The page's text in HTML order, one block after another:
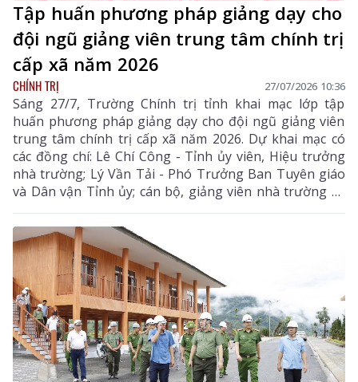
Tập huấn phương pháp giảng dạy cho
đội ngũ giảng viên trung tâm chính trị
cấp xã năm 2026
CHÍNH TRỊ 27/07/2026 10:36
Sáng 27/7, Trường Chính trị tỉnh khai mạc lớp tập
huấn phương pháp giảng dạy cho đội ngũ giảng viên
trung tâm chính trị cấp xã năm 2026. Dự khai mạc có
các đồng chí: Lê Chí Công - Tỉnh ủy viên, Hiệu trưởng
nhà trường; Lý Vần Tải - Phó Trưởng Ban Tuyên giáo
và Dân vận Tỉnh ủy; cán bộ, giảng viên nhà trường và
46 học viên tham lớp tập huấn.